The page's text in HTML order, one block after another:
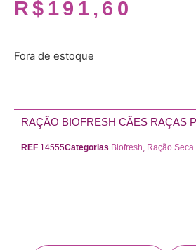
R$ 191,60
Fora de estoque
RAÇÃO BIOFRESH CÃES RAÇAS
REF 14555Categorias Biofresh, Ração